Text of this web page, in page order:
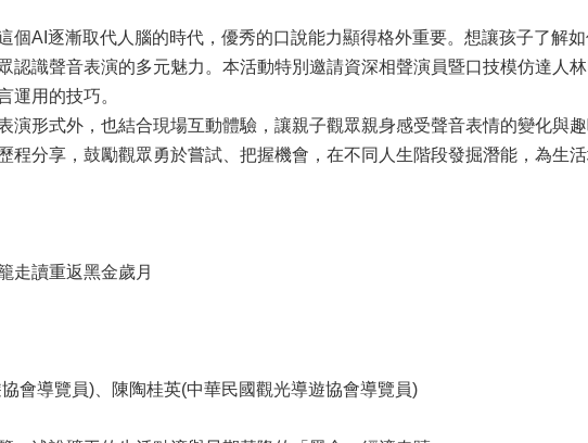
個AI逐漸取代人腦的時代，優秀的口說能力顯得格外重要。想讓孩子了解
認識聲音表演的多元魅力。本活動特別邀請資深相聲演員暨口技模仿達人
運用的技巧。
演形式外，也結合現場互動體驗，讓親子觀眾親身感受聲音表情的變化與
程分享，鼓勵觀眾勇於嘗試、把握機會，在不同人生階段發掘潛能，為生活
走讀重返黑金歲月
會導覽員)、陳陶桂英(中華民國觀光導遊協會導覽員)